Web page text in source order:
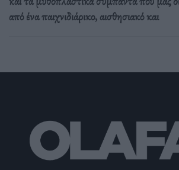
από ένα παιχνιδιάρικο, αισθησιακό και